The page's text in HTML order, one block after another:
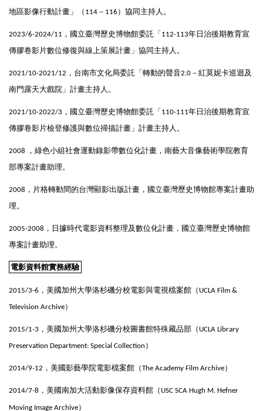
地區影像行動計畫」
（ 114 － 116 ） 協同主持人。
2023/6-2024/11 ，國立臺灣歷史博物館委託「 112-113年日治後期教育宣
傳膠卷影片數位修復與線上策展計畫」協同主持人。
2021/10-2021/12 ， 台南市文化局委託「轉動的聲音2.0 －紅莫妮卡巡迴及
南門露天大戲院」計畫主持人。
2021/10-2022/3 ， 國立臺灣歷史博物館委託「 110-111年日治後期教育宣
傳膠卷影片檢登修護與數位掃描計畫」計畫主持人。
2008 ， 綠色小組社會運動錄影帶數位化計畫，南藝大音像藝術學院教育
部專案計畫助理。
2008 ， 片格轉動間的台灣顯影出版計畫，國立臺灣歷史博物館專案計畫助
理。
2005-2008 ， 日據時代電影資料整理及數位化計畫，國立臺灣歷史博物館
專案計畫助理。
電影資料館實務經驗
2015/3-6 ，美國加州大學洛杉磯分校電影與電視檔案館（UCLA Film &
Television Archive）
2015/1-3 ，美國加州大學洛杉磯分校圖書館特殊藏品部（UCLA Library
Preservation Department: Special Collection ）
2014/9-12 ，美國影藝學院電影檔案館（The Academy Film Archive）
2014/7-8 ，美國南加大活動影像保存資料館（USC SCA Hugh M. Hefner
Moving Image Archive）